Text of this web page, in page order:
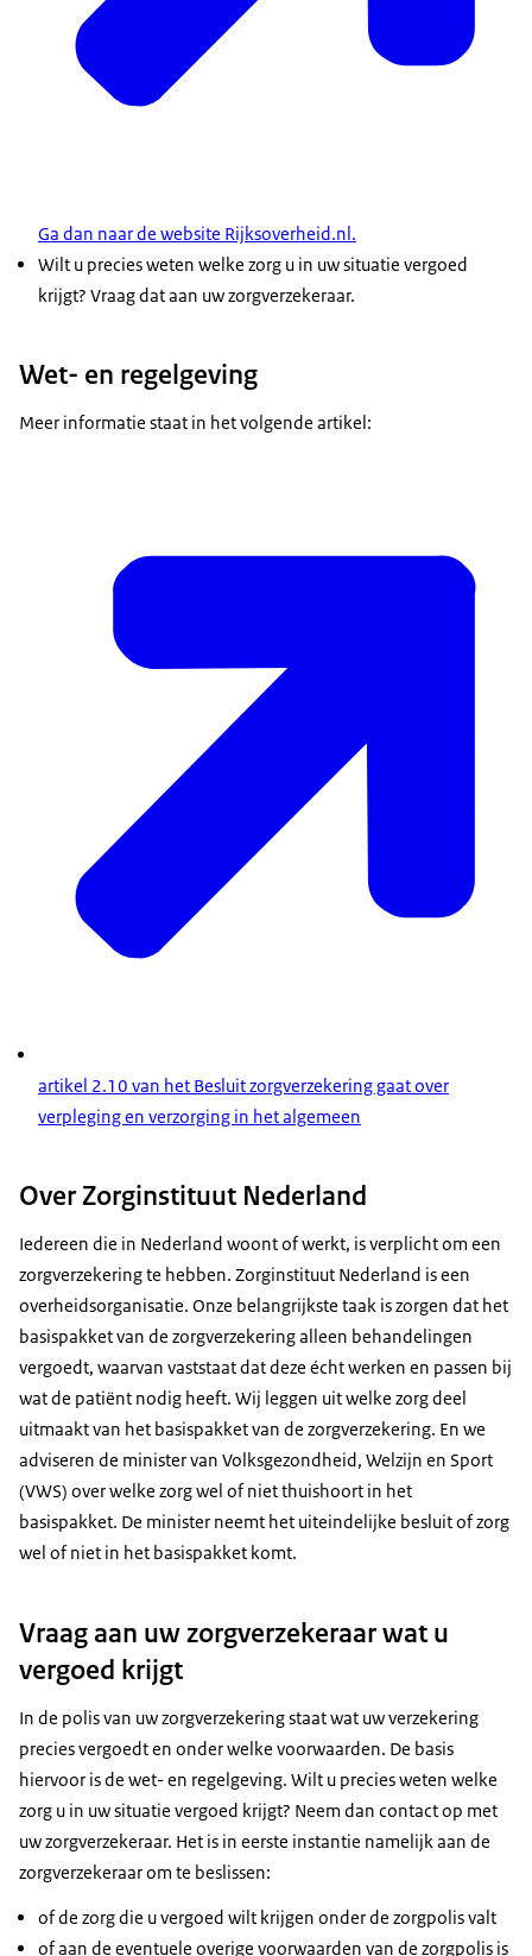
Ga dan naar de website Rijksoverheid.nl.
Wilt u precies weten welke zorg u in uw situatie vergoed
krijgt? Vraag dat aan uw zorgverzekeraar.
Wet- en regelgeving
Meer informatie staat in het volgende artikel:
artikel 2.10 van het Besluit zorgverzekering gaat over
verpleging en verzorging in het algemeen
Over Zorginstituut Nederland
Iedereen die in Nederland woont of werkt, is verplicht om een
zorgverzekering te hebben. Zorginstituut Nederland is een
overheidsorganisatie. Onze belangrijkste taak is zorgen dat het
basispakket van de zorgverzekering alleen behandelingen
vergoedt, waarvan vaststaat dat deze écht werken en passen bij
wat de patiënt nodig heeft. Wij leggen uit welke zorg deel
uitmaakt van het basispakket van de zorgverzekering. En we
adviseren de minister van Volksgezondheid, Welzijn en Sport
(VWS) over welke zorg wel of niet thuishoort in het
basispakket. De minister neemt het uiteindelijke besluit of zorg
wel of niet in het basispakket komt.
Vraag aan uw zorgverzekeraar wat u
vergoed krijgt
In de polis van uw zorgverzekering staat wat uw verzekering
precies vergoedt en onder welke voorwaarden. De basis
hiervoor is de wet- en regelgeving. Wilt u precies weten welke
zorg u in uw situatie vergoed krijgt? Neem dan contact op met
uw zorgverzekeraar. Het is in eerste instantie namelijk aan de
zorgverzekeraar om te beslissen:
of de zorg die u vergoed wilt krijgen onder de zorgpolis valt
of aan de eventuele overige voorwaarden van de zorgpolis is